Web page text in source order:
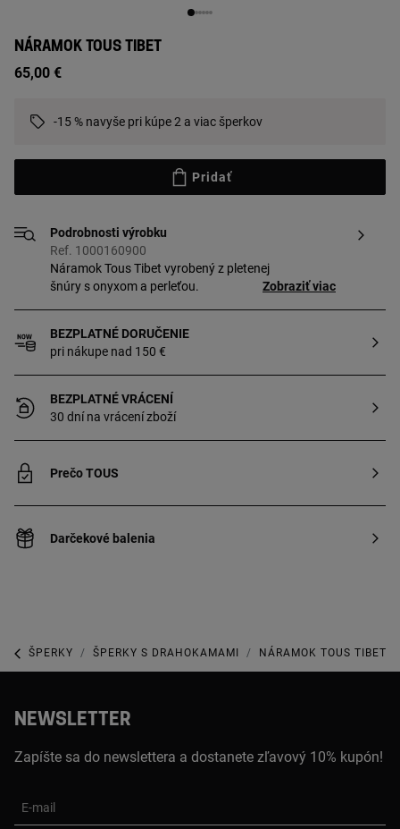
NÁRAMOK TOUS TIBET
65,00 €
-15 % navyše pri kúpe 2 a viac šperkov
Pridať
Podrobnosti výrobku
Ref. 1000160900
Náramok Tous Tibet vyrobený z pletenej
šnúry s onyxom a perleťou.
Zobraziť viac
BEZPLATNÉ DORUČENIE
pri nákupe nad 150 €
BEZPLATNÉ VRÁCENÍ
30 dní na vrácení zboží
Prečo TOUS
Darčekové balenia
ŠPERKY ŠPERKY S DRAHOKAMAMI NÁRAMOK TOUS TIBET
NEWSLETTER
Zapíšte sa do newslettera a dostanete zľavový 10% kupón!
E-mail